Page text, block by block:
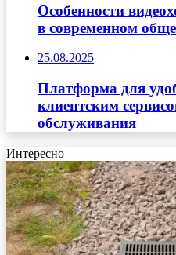
Особенности
в современном
25.08.2025
Платформа для
клиентским
обслуживания
Интересно